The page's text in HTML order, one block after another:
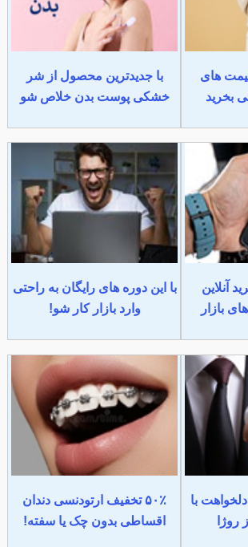
های
بخرید
با جدیدترین محصول از شر
خشکی پوست بدن خلاص شو
آنلاین
بازار
با این دوره های رایگان به راحتی
وارد بازار کار شو!
با
۵۰٪ تخفیف ارتودنسی دندان
اقساطی بدون چک یا سفته!